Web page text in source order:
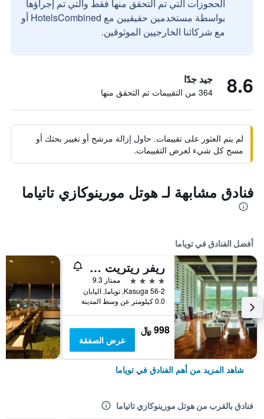
الحجوزات التي تم التحقق منها فقط والتي تم إجراؤها
بواسطة مستخدمين حقيقيين مع HotelsCombined أو
مع شركائنا الخارجيين الموثوقين.
8.6 جيد جدًا
364 من التقييمات تم التحقق منها
لم يتم العثور على تقييمات. حاول إزالة مرشح أو تغيير بحثك أو
مسح كل شيء لعرض التقييمات.
فنادق مشابهة لـ هوتل مورينوكازي تاتياما
أفضل الفنادق في توياما
ريفر ريتريت جاراكو
4 نجوم
ممتاز 9.3
56-2 Kasuga, توياما, اليابان
0.0 كيلومتر عن وسط المدينة
998 ﷼
عرض الصفقة
شاهد المزيد من أهم الفنادق في توياما
فنادق بالقرب من هوتل مورينوكازي تاتياما